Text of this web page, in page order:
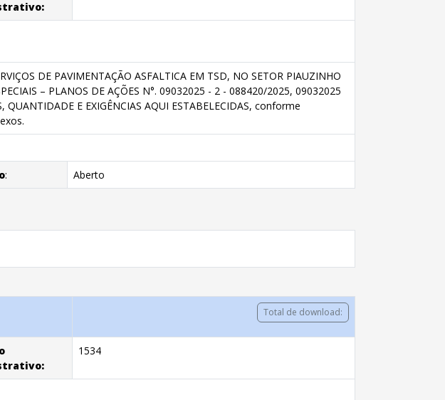
DE PAVIMENTAÇÃO ASFALTICA EM TSD, NO SETOR PIAUZINHO
– PLANOS DE AÇÕES N°. 09032025 - 2 - 088420/2025, 09032025
E EXIGÊNCIAS AQUI ESTABELECIDAS, conforme
:
Aberto
Total de download:
1534